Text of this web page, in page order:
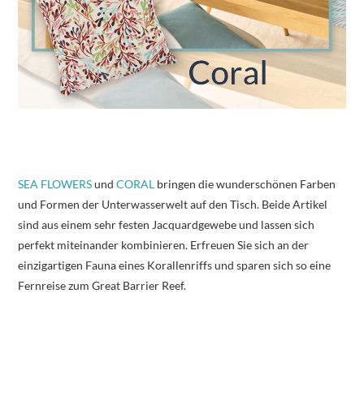
SEA FLOWERSundCORAL bringen die wunderschönen Farben
und Formen der Unterwasserwelt auf den Tisch. Beide Artikel
sind aus einem sehr festen Jacquardgewebe und lassen sich
perfekt miteinander kombinieren. Erfreuen Sie sich an der
einzigartigen Fauna eines Korallenriffs und sparen sich so eine
Fernreise zum Great Barrier Reef.